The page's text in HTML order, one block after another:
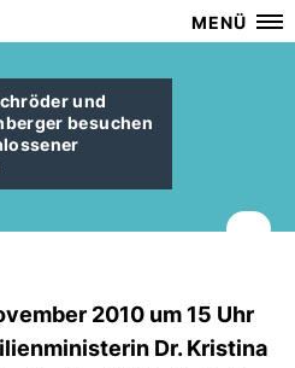
MENÜ
und
besuchen
2010 um 15 Uhr
Dr. Kristina